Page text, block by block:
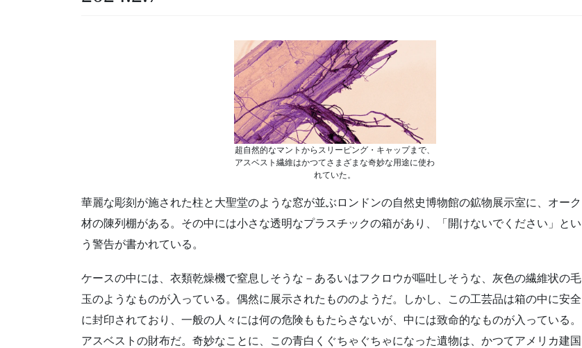
超自然的なマントからスリーピング・キャップまで、
アスベスト繊維はかつてさまざまな奇妙な用途に使わ
れていた。
華麗な彫刻が施された柱と大聖堂のような窓が並ぶロンドンの自然史博物館の鉱物展示室に、オーク
材の陳列棚がある。その中には小さな透明なプラスチックの箱があり、「開けないでください」とい
う警告が書かれている。
ケースの中には、衣類乾燥機で窒息しそうな－あるいはフクロウが嘔吐しそうな、灰色の繊維状の毛
玉のようなものが入っている。偶然に展示されたもののようだ。しかし、この工芸品は箱の中に安全
に封印されており、一般の人々には何の危険ももたらさないが、中には致命的なものが入っている。
アスベストの財布だ。奇妙なことに、この青白くぐちゃぐちゃになった遺物は、かつてアメリカ建国